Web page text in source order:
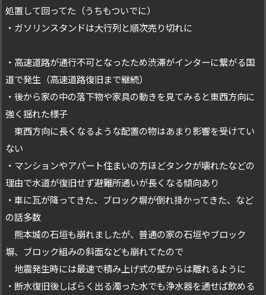
処置して回ってた（うちもついでに）
・ガソリンスタンドは大行列と順次売り切れに
・高速道路が通行不可となったため渋滞がインターに繋がる国
道で発生（高速道路復旧まで継続）
・後から家の中の落下物や家具の動きを見てみると東西方向に
強く揺れた様子
東西方向に長くなるような配置の物はあまり影響を受けてい
ない
・マンションやアパート住まいの方ほどタンクが壊れたなどの
理由で水道が復旧せず避難所通いが長くなる傾向あり
・車に瓦が降ってきた、ブロック塀が倒れ掛かってきた、など
の話多数
熊本城の石垣も崩れましたが、普通の家の石垣やブロック
塀、ブロック組みの斜面なども崩れてたので
地震発生時には最速で積み上げ式の壁からは離れるように
・断水復旧後しばらく出る濁った水でも浄水器を通せば飲める